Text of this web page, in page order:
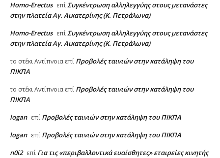
Homo-Erectus επίΣυγκέντρωση αλληλεγγύης στους μετανάστες
στην πλατεία Αγ. Αικατερίνης (Κ. Πετράλωνα)
Homo-Erectus επίΣυγκέντρωση αλληλεγγύης στους μετανάστες
στην πλατεία Αγ. Αικατερίνης (Κ. Πετράλωνα)
το στέκι Αντίπνοια επί Προβολές ταινιών στην κατάληψη του
ΠΙΚΠΑ
το στέκι Αντίπνοια επί Προβολές ταινιών στην κατάληψη του
ΠΙΚΠΑ
logan επί Προβολές ταινιών στην κατάληψη του ΠΙΚΠΑ
logan επί Προβολές ταινιών στην κατάληψη του ΠΙΚΠΑ
n0i2 επί Για τις «περιβαλλοντικά ευαίσθητες» εταιρείες κινητής